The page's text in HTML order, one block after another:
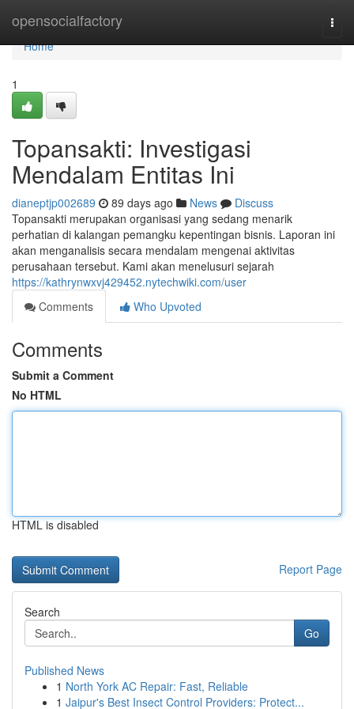
opensocialfactory
Home
Home
1
Topansakti: Investigasi
Mendalam Entitas Ini
dianeptjp002689 89 days ago News
Discuss
Topansakti merupakan organisasi yang sedang menarik
perhatian di kalangan pemangku kepentingan bisnis. Laporan ini
akan menganalisis secara mendalam mengenai aktivitas
perusahaan tersebut. Kami akan menelusuri sejarah
https://kathrynwxvj429452.nytechwiki.com/user
Comments
Who Upvoted
Comments
Submit a Comment
No HTML
HTML is disabled
Report Page
Search
Go
Published News
1 North York AC Repair: Fast, Reliable
1 Jaipur's Best Insect Control Providers: Protect...